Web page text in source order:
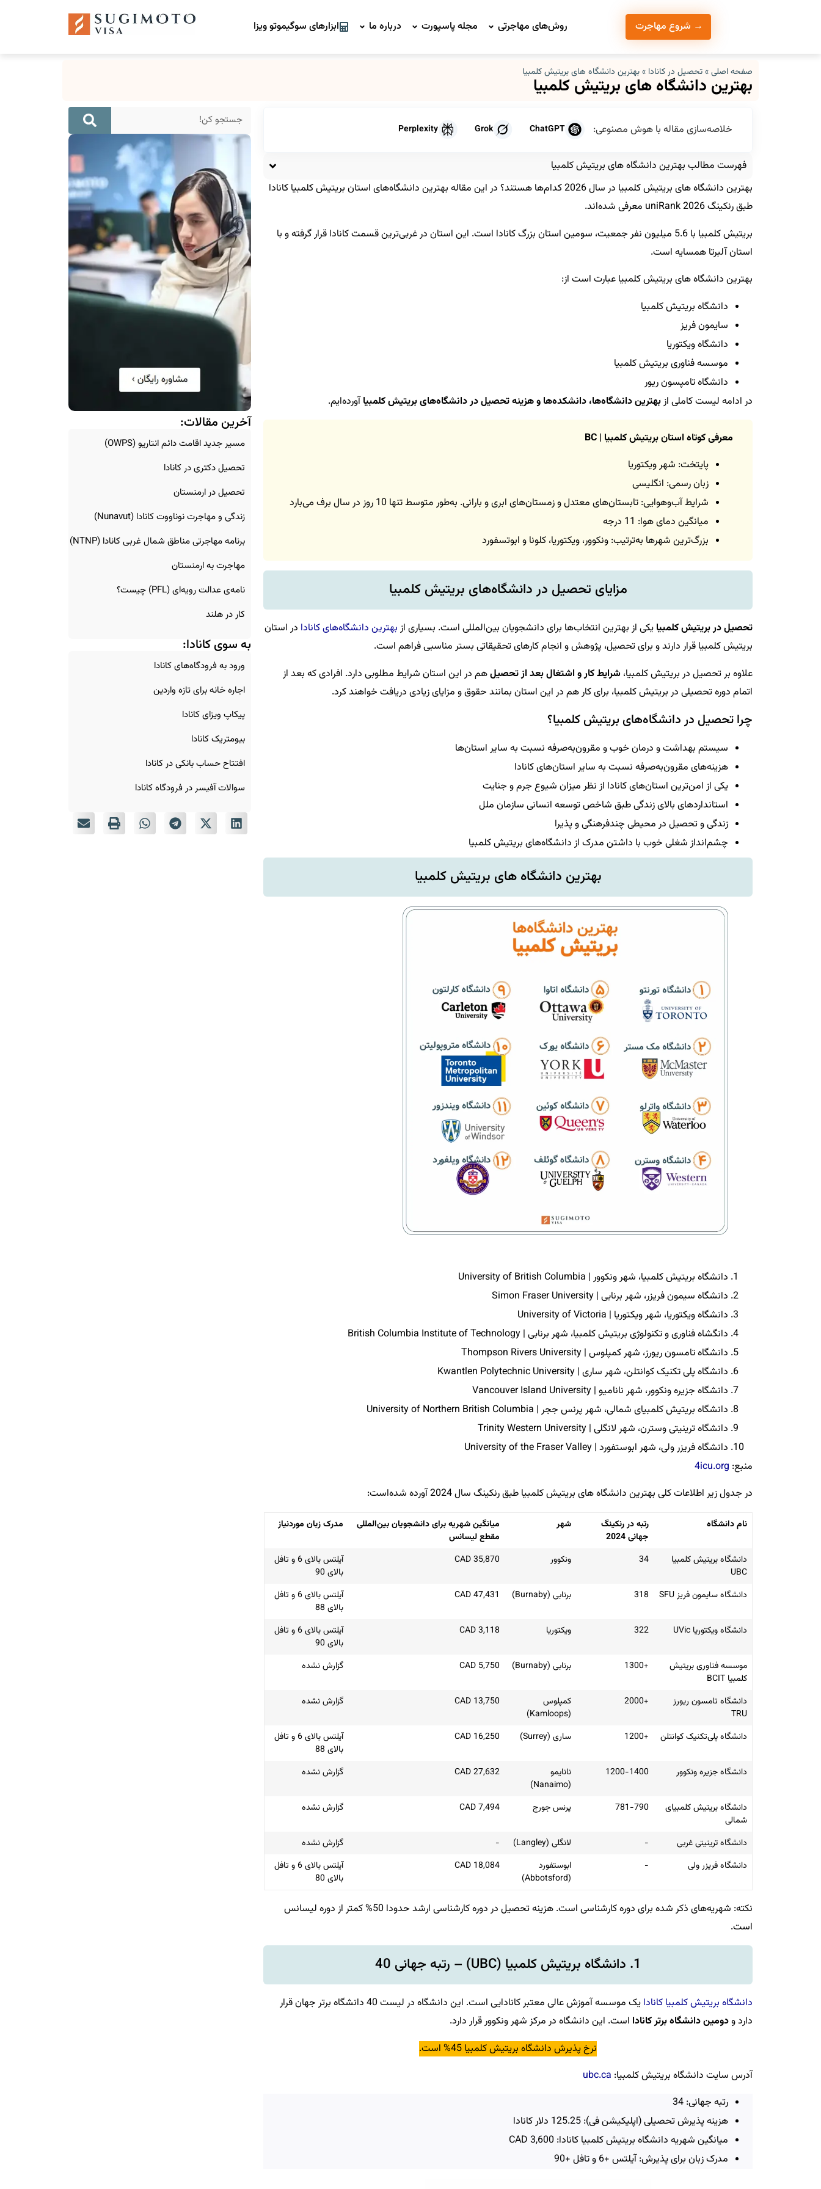
روش‌های مهاجرتی مجله پاسپورت درباره ما ابزارهای سوگیموتو ویزا → شروع مهاجرت
صفحه اصلی»تحصیل در کانادا »بهترین دانشگاه های بریتیش کلمبیا
بهترین دانشگاه های بریتیش کلمبیا
خلاصه‌سازی مقاله با هوش مصنوعی: ChatGPT
Grok
Perplexity
فهرست مطالب بهترین دانشگاه های بریتیش کلمبیا
بهترین دانشگاه های بریتیش کلمبیا در سال 2026 کدام‌ها هستند؟ در این مقاله بهترین دانشگاه‌های استان بریتیش کلمبیا کانادا
طبق رنکینگ uniRank 2026 معرفی شده‌اند.
بریتیش کلمبیا با 5.6 میلیون نفر جمعیت، سومین استان بزرگ کانادا است. این استان در غربی‌ترین قسمت کانادا قرار گرفته و با
استان آلبرتا همسایه است.
بهترین دانشگاه های بریتیش کلمبیا عبارت است از:
دانشگاه بریتیش کلمبیا
سایمون فریز
دانشگاه ویکتوریا
موسسه فناوری بریتیش کلمبیا
دانشگاه تامپسون ریور
در ادامه لیست کاملی ازبهترین دانشگاه‌ها، دانشکده‌ها و هزینه تحصیل در دانشگاه‌های بریتیش کلمبیاآورده‌ایم.
معرفی کوتاه استان بریتیش کلمبیا | BC
پایتخت: شهر ویکتوریا
زبان رسمی: انگلیسی
شرایط آب‌وهوایی: تابستان‌های معتدل و زمستان‌های ابری و بارانی. به‌طور متوسط تنها 10 روز در سال برف می‌بارد
میانگین دمای هوا: 11 درجه
بزرگ‌ترین شهرها به‌ترتیب: ونکوور، ویکتوریا، کلونا و ابوتسفورد
مزایای تحصیل در دانشگاه‌های بریتیش کلمبیا
تحصیل در بریتیش کلمبیا یکی از بهترین انتخاب‌ها برای دانشجویان بین‌المللی است. بسیاری از بهترین دانشگاه‌های کانادا در استان
بریتیش کلمبیا قرار دارند و برای تحصیل، پژوهش و انجام کارهای تحقیقاتی بستر مناسبی فراهم است.
علاوه بر تحصیل در بریتیش کلمبیا، شرایط کار و اشتغال بعد از تحصیلهم در این استان شرایط مطلوبی دارد. افرادی که بعد از
اتمام دوره تحصیلی در بریتیش کلمبیا، برای کار هم در این استان بمانند حقوق و مزایای زیادی دریافت خواهند کرد.
چرا تحصیل در دانشگاه‌های بریتیش کلمبیا؟
سیستم بهداشت و درمان خوب و مقرون‌به‌صرفه نسبت به سایر استان‌‌ها
هزینه‌های مقرون‌به‌صرفه نسبت به سایر استان‌های کانادا
یکی از امن‌ترین استان‌های کانادا از نظر میزان شیوع جرم و جنایت
استانداردهای بالای زندگی طبق شاخص توسعه انسانی سازمان ملل
زندگی و تحصیل در محیطی چندفرهنگی و پذیرا
چشم‌انداز شغلی خوب با داشتن مدرک از دانشگاه‌های بریتیش کلمبیا
بهترین دانشگاه های بریتیش کلمبیا
دانشگاه بریتیش کلمبیا، شهر ونکوور | University of British Columbia
دانشگاه سیمون فریزر، شهر برنابی | Simon Fraser University
دانشگاه ویکتوریا، شهر ویکتوریا | University of Victoria
دانگشاه فناوری و تکنولوژی بریتیش کلمبیا، شهر برنابی | British Columbia Institute of Technology
دانشگاه تامسون ریورز، شهر کمپلوس | Thompson Rivers University
دانشگاه پلی تکنیک کوانتلن، شهر ساری | Kwantlen Polytechnic University
دانشگاه جزیره ونکوور، شهر نانامیو | Vancouver Island University
دانشگاه بریتیش کلمبیای شمالی، شهر پرنس ججر | University of Northern British Columbia
دانشگاه ترینیتی وسترن، شهر لانگلی | Trinity Western University
دانشگاه فریزر ولی، شهر ابوستفورد | University of the Fraser Valley
منبع: 4icu.org
در جدول زیر اطلاعات کلی بهترین دانشگاه های بریتیش کلمبیا طبق رنکینگ سال 2024 آورده شده‌است:
نام دانشگاه
رتبه در رنکینگ
جهانی 2024
شهر
میانگین شهریه برای دانشجویان بین‌المللی
مقطع لیسانس
مدرک زبان موردنیاز
دانشگاه بریتیش کلمبیا
UBC
34 ونکوور CAD 35,870
آیلتس بالای 6 و تافل
بالای 90
دانشگاه سایمون فریز SFU
318 برنابی (Burnaby) CAD 47,431
آیلتس بالای 6 و تافل
بالای 88
دانشگاه ویکتوریا UVic
322 ویکتوریا CAD 3,118
آیلتس بالای 6 و تافل
بالای 90
موسسه فناوری بریتیش
کلمبیا BCIT
+1300 برنابی (Burnaby) CAD 5,750 گزارش نشده
دانشگاه تامسون ریورز
TRU
+2000
کمپلوس
(Kamloops)
CAD 13,750 گزارش نشده
دانشگاه پلی‌تکنیک کوانتلن +1200 ساری (Surrey) CAD 16,250
آیلتس بالای 6 و تافل
بالای 88
دانشگاه جزیره ونکوور
1200-1400
نانایمو
(Nanaimo)
CAD 27,632 گزارش نشده
دانشگاه بریتیش کلمبیای
شمالی
781-790 پرنس جورج CAD 7,494 گزارش نشده
دانشگاه ترینیتی غربی - لانگلی (Langley) -
گزارش نشده
دانشگاه فریزر ولی
-
ابوستفورد
(Abbotsford)
18,084 CAD
آیلتس بالای 6 و تافل
بالای 80
نکته: شهریه‌های ذکر شده برای دوره کارشناسی است. هزینه تحصیل در دوره کارشناسی ارشد حدودا 50% کمتر از دوره لیسانس
است.
1. دانشگاه بریتیش کلمبیا (UBC) – رتبه جهانی 40
دانشگاه بریتیش کلمبیا کانادا
یک موسسه آموزش عالی معتبر کانادایی است. این دانشگاه در لیست 40 دانشگاه برتر جهان قرار
دارد ودومین دانشگاه برتر کانادا است. این دانشگاه در مرکز شهر ونکوور قرار دارد.
نرخ پذیرش دانشگاه بریتیش کلمبیا 45% است.
آدرس سایت دانشگاه بریتیش کلمبیا:
رتبه جهانی: 34
هزینه پذیرش تحصیلی (اپلیکیشن فی): 125.25 دلار کانادا
میانگین شهریه دانشگاه بریتیش کلمبیا کانادا: 3,600 CAD
مدرک زبان برای پذیرش: آیلتس +6 و تافل +90
آخرین مقالات:
مسیر جدید اقامت دائم انتاریو (OWPS)
تحصیل دکتری در کانادا
تحصیل در ارمنستان
زندگی و مهاجرت نوناووت کانادا (Nunavut)
برنامه مهاجرتی مناطق شمال غربی کانادا (NTNP)
مهاجرت به ارمنستان
نامه‌ی عدالت رویه‌ای (PFL) چیست؟
کار در هلند
به سوی کانادا:
ورود به فرودگاه‌های کانادا
اجاره خانه برای تازه‌ واردین
پیکاپ ویزای کانادا
بیومتریک کانادا
افتتاح حساب بانکی در کانادا
سوالات آفیسر در فرودگاه کانادا